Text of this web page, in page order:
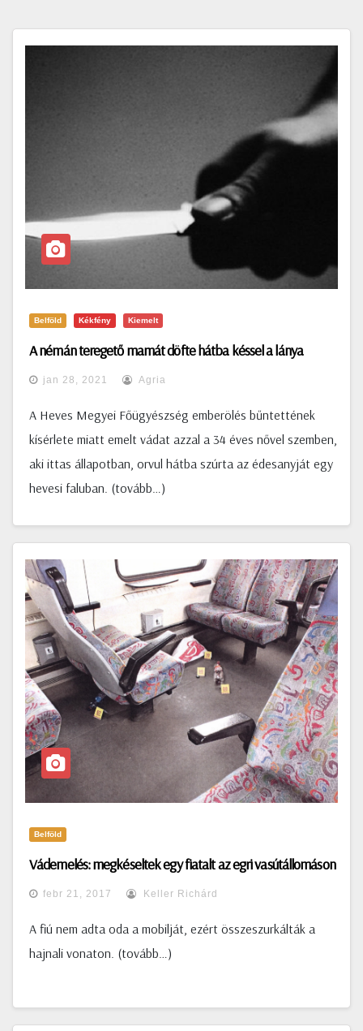
Belföld Kékfény Kiemelt
A némán teregető mamát döfte hátba késsel a lánya
jan 28, 2021 Agria
A Heves Megyei Főügyészség emberölés bűntettének
kísérlete miatt emelt vádat azzal a 34 éves nővel szemben,
aki ittas állapotban, orvul hátba szúrta az édesanyját egy
hevesi faluban. (tovább…)
Belföld
Vádemelés: megkéseltek egy fiatalt az egri vasútállomáson
febr 21, 2017 Keller Richárd
A fiú nem adta oda a mobilját, ezért összeszurkálták a
hajnali vonaton. (tovább…)